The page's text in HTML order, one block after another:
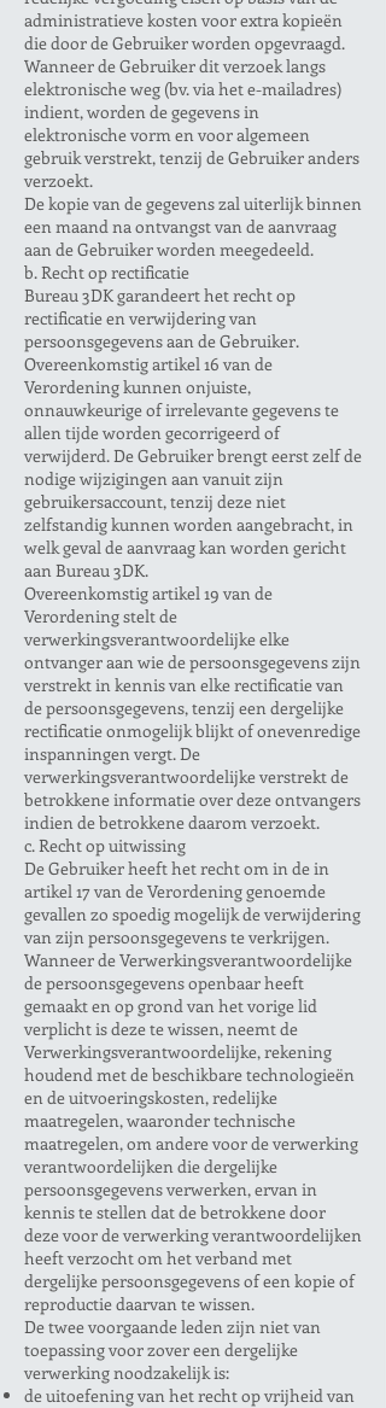
administratieve kosten voor extra kopieën
die door de Gebruiker worden opgevraagd.
Wanneer de Gebruiker dit verzoek langs
elektronische weg (bv. via het e-mailadres)
indient, worden de gegevens in
elektronische vorm en voor algemeen
gebruik verstrekt, tenzij de Gebruiker anders
verzoekt.
De kopie van de gegevens zal uiterlijk binnen
een maand na ontvangst van de aanvraag
aan de Gebruiker worden meegedeeld.
b. Recht op rectificatie
Bureau 3DK garandeert het recht op
rectificatie en verwijdering van
persoonsgegevens aan de Gebruiker.
Overeenkomstig artikel 16 van de
Verordening kunnen onjuiste,
onnauwkeurige of irrelevante gegevens te
allen tijde worden gecorrigeerd of
verwijderd. De Gebruiker brengt eerst zelf de
nodige wijzigingen aan vanuit zijn
gebruikersaccount, tenzij deze niet
zelfstandig kunnen worden aangebracht, in
welk geval de aanvraag kan worden gericht
aan Bureau 3DK.
Overeenkomstig artikel 19 van de
Verordening stelt de
verwerkingsverantwoordelijke elke
ontvanger aan wie de persoonsgegevens zijn
verstrekt in kennis van elke rectificatie van
de persoonsgegevens, tenzij een dergelijke
rectificatie onmogelijk blijkt of onevenredige
inspanningen vergt. De
verwerkingsverantwoordelijke verstrekt de
betrokkene informatie over deze ontvangers
indien de betrokkene daarom verzoekt.
c. Recht op uitwissing
De Gebruiker heeft het recht om in de in
artikel 17 van de Verordening genoemde
gevallen zo spoedig mogelijk de verwijdering
van zijn persoonsgegevens te verkrijgen.
Wanneer de Verwerkingsverantwoordelijke
de persoonsgegevens openbaar heeft
gemaakt en op grond van het vorige lid
verplicht is deze te wissen, neemt de
Verwerkingsverantwoordelijke, rekening
houdend met de beschikbare technologieën
en de uitvoeringskosten, redelijke
maatregelen, waaronder technische
maatregelen, om andere voor de verwerking
verantwoordelijken die dergelijke
persoonsgegevens verwerken, ervan in
kennis te stellen dat de betrokkene door
deze voor de verwerking verantwoordelijken
heeft verzocht om het verband met
dergelijke persoonsgegevens of een kopie of
reproductie daarvan te wissen.
De twee voorgaande leden zijn niet van
toepassing voor zover een dergelijke
verwerking noodzakelijk is:
de uitoefening van het recht op vrijheid van